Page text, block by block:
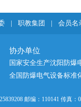
职教集团 会员名
协办单位
国家安全生产沈阳防
全国防爆电气设备标
邮编：110141 传真：